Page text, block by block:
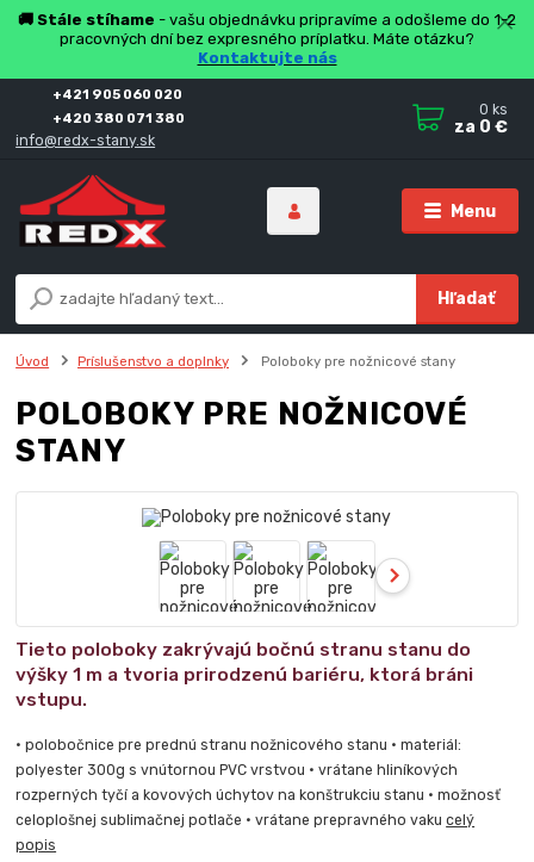
🚚 Stále stíhame - vašu objednávku pripravíme a odošleme do 1-2
pracovných dní bez expresného príplatku. Máte otázku?
Kontaktujte nás
Menu
Hľadať
+421 905 060 020
+420 380 071 380
info@redx-stany.sk
0 ks
za 0 €
Úvod Príslušenstvo a doplnky Poloboky pre nožnicové stany
POLOBOKY PRE NOŽNICOVÉ
STANY
Tieto poloboky zakrývajú bočnú stranu stanu do
výšky 1 m a tvoria prirodzenú bariéru, ktorá bráni
vstupu.
• polobočnice pre prednú stranu nožnicového stanu • materiál:
polyester 300g s vnútornou PVC vrstvou • vrátane hliníkových
rozperných tyčí a kovových úchytov na konštrukciu stanu • možnosť
celoplošnej sublimačnej potlače • vrátane prepravného vakucelý
popis